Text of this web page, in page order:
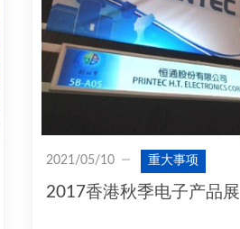
2021/05/10 重大事项
2017香港秋季电子产品展